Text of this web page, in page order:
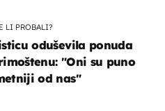
LI PROBALI?
oduševila ponuda
"Oni su puno
od nas"